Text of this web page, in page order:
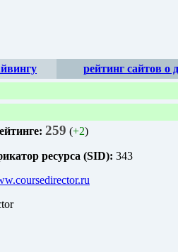
рейтинг сайтов о
259 (+2)
ресурса (SID): 343